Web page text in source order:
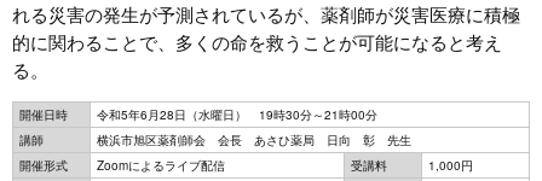
れる災害の発生が予測されているが、薬剤師が災害医療に積極
的に関わることで、多くの命を救うことが可能になると考え
る。
開催日時
令和5年6月28日（水曜日） 19時30分～21時00分
講師
横浜市旭区薬剤師会 会長 あさひ薬局 日向 彰 先生
開催形式
Zoomによるライブ配信 受講料
1,000円